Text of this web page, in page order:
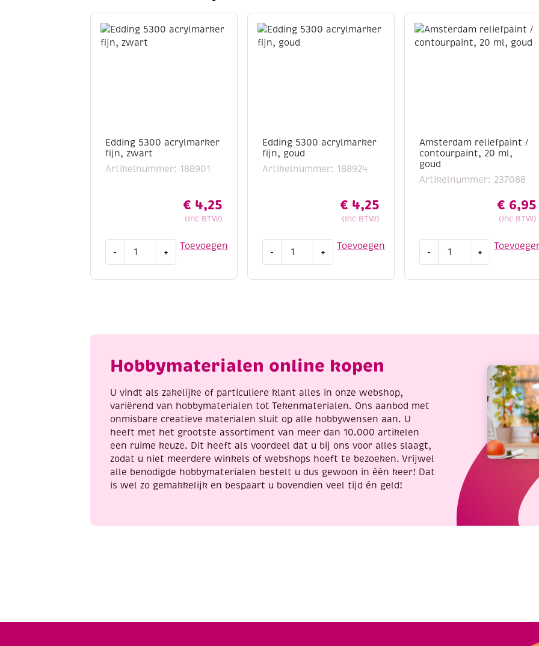
Edding 5300 acrylmarker
fijn, zwart
Artikelnummer: 188901
€ 4,25
(Inc BTW)
Toevoegen
- +
Edding 5300 acrylmarker
fijn, goud
Artikelnummer: 188924
€ 4,25
(Inc BTW)
Toevoegen
- +
Amsterdam reliefpaint /
contourpaint, 20 ml,
goud
Artikelnummer: 237088
€ 6,95
(Inc BTW)
-
reliefpaint
aantal
+
Hobbymaterialen online kopen
U vindt als zakelijke of particuliere klant alles in onze webshop,
variërend van hobbymaterialen tot Tekenmaterialen. Ons aanbod met
onmisbare creatieve materialen sluit op alle hobbywensen aan. U
heeft met het grootste assortiment van meer dan 10.000 artikelen
een ruime keuze. Dit heeft als voordeel dat u bij ons voor alles slaagt,
zodat u niet meerdere winkels of webshops hoeft te bezoeken. Vrijwel
alle benodigde hobbymaterialen bestelt u dus gewoon in één keer! Dat
is wel zo gemakkelijk en bespaart u bovendien veel tijd én geld!